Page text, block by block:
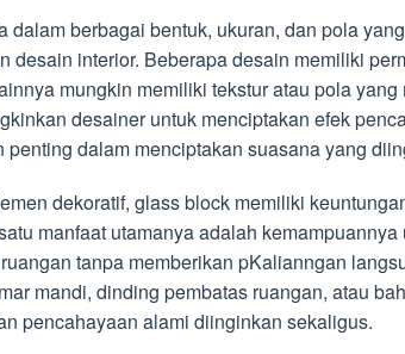
dalam berbagai bentuk, ukuran, dan pola
desain interior. Beberapa desain memiliki
mungkin memiliki tekstur atau pola
desainer untuk menciptakan efek
penting dalam menciptakan suasana yang
dekoratif, glass block memiliki
manfaat utamanya adalah
tanpa memberikan pKalianngan
mandi, dinding pembatas ruangan, atau
pencahayaan alami diinginkan sekaligus.